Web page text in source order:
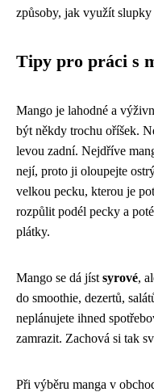
způsoby, jak využít slupky
Tipy pro práci s
Mango je lahodné a
být někdy trochu oříšek.
levou zadní. Nejdříve
nejí, proto ji oloupejte
velkou pecku, kterou je
rozpůlit podél pecky a
plátky.
Mango se dá jíst syrové,
do smoothie, dezertů,
neplánujete ihned
zamrazit. Zachová si tak
Při výběru manga v